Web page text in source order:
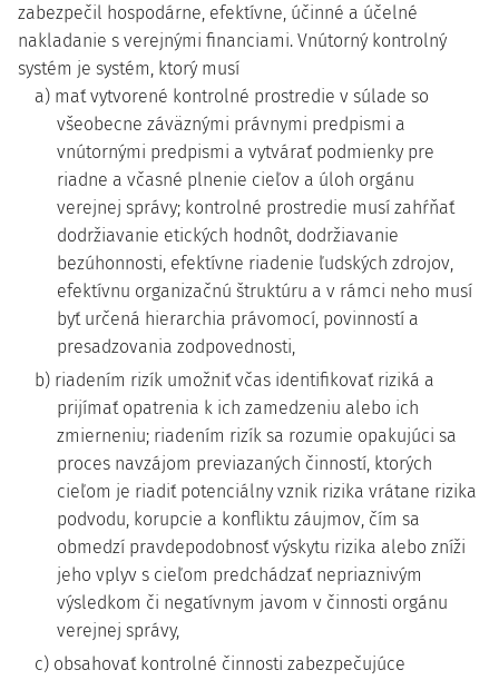
zabezpečil hospodárne, efektívne, účinné a účelné
nakladanie s verejnými financiami. Vnútorný kontrolný
systém je systém, ktorý musí
a) mať vytvorené kontrolné prostredie v súlade so
všeobecne záväznými právnymi predpismi a
vnútornými predpismi a vytvárať podmienky pre
riadne a včasné plnenie cieľov a úloh orgánu
verejnej správy; kontrolné prostredie musí zahŕňať
dodržiavanie etických hodnôt, dodržiavanie
bezúhonnosti, efektívne riadenie ľudských zdrojov,
efektívnu organizačnú štruktúru a v rámci neho musí
byť určená hierarchia právomocí, povinností a
presadzovania zodpovednosti,
b) riadením rizík umožniť včas identifikovať riziká a
prijímať opatrenia k ich zamedzeniu alebo ich
zmierneniu; riadením rizík sa rozumie opakujúci sa
proces navzájom previazaných činností, ktorých
cieľom je riadiť potenciálny vznik rizika vrátane rizika
podvodu, korupcie a konfliktu záujmov, čím sa
obmedzí pravdepodobnosť výskytu rizika alebo zníži
jeho vplyv s cieľom predchádzať nepriaznivým
výsledkom či negatívnym javom v činnosti orgánu
verejnej správy,
c) obsahovať kontrolné činnosti zabezpečujúce